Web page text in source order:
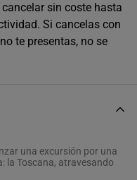
sin coste hasta
Si cancelas con
te presentas, no se
una excursión por una
la Toscana, atravesando